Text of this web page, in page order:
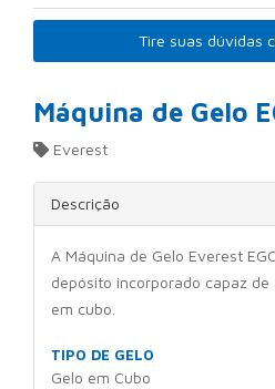
Tire suas dúvidas
Máquina de Gelo
Everest
Descrição
A Máquina de Gelo Everest
depósito incorporado capaz
em cubo.
TIPO DE GELO
Gelo em Cubo